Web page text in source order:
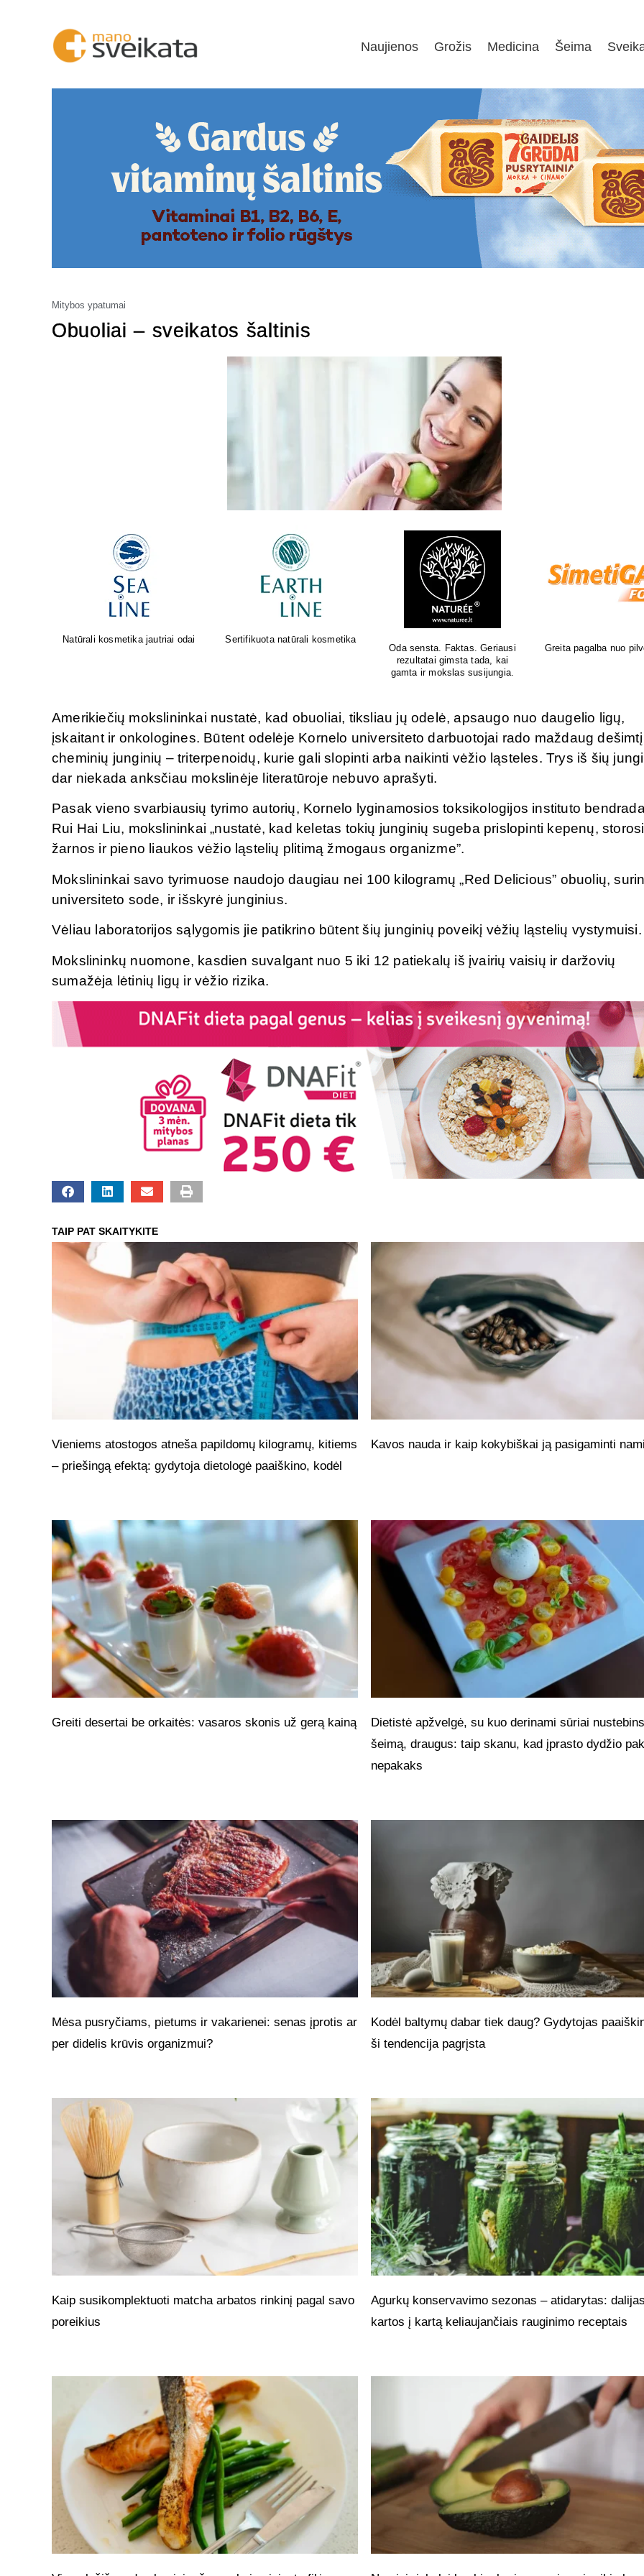
Naujienos Grožis Medicina Šeima
Mitybos ypatumai
Obuoliai – sveikatos šaltinis
Oda sensta. Faktas. Geriausi
Amerikiečių mokslininkai nustatė, kad obuoliai, tiksliau jų odelė, apsaugo nuo daugelio ligų,
įskaitant ir onkologines. Būtent odelėje Kornelo universiteto darbuotojai rado maždaug dešimtį
cheminių junginių – triterpenoidų, kurie gali slopinti arba naikinti vėžio ląsteles. Trys iš šių
dar niekada anksčiau mokslinėje literatūroje nebuvo aprašyti.
Pasak vieno svarbiausių tyrimo autorių, Kornelo lyginamosios toksikologijos instituto
Rui Hai Liu, mokslininkai „nustatė, kad keletas tokių junginių sugeba prislopinti kepenų,
žarnos ir pieno liaukos vėžio ląstelių plitimą žmogaus organizme”.
Mokslininkai savo tyrimuose naudojo daugiau nei 100 kilogramų „Red Delicious” obuolių,
universiteto sode, ir išskyrė junginius.
Vėliau laboratorijos sąlygomis jie patikrino būtent šių junginių poveikį vėžių ląstelių vystymuisi.
Mokslininkų nuomone, kasdien suvalgant nuo 5 iki 12 patiekalų iš įvairių vaisių ir daržovių
sumažėja lėtinių ligų ir vėžio rizika.
TAIP PAT SKAITYKITE
Vieniems atostogos atneša papildomų kilogramų, kitiems
– priešingą efektą: gydytoja dietologė paaiškino, kodėl
Kavos nauda ir kaip kokybiškai ją pasigaminti
Greiti desertai be orkaitės: vasaros skonis už gerą kainą
Dietistė apžvelgė, su kuo derinami sūriai nustebins
šeimą, draugus: taip skanu, kad įprasto dydžio
nepakaks
Mėsa pusryčiams, pietums ir vakarienei: senas įprotis ar
per didelis krūvis organizmui?
Kodėl baltymų dabar tiek daug? Gydytojas
ši tendencija pagrįsta
Kaip susikomplektuoti matcha arbatos rinkinį pagal savo
poreikius
Agurkų konservavimo sezonas – atidarytas:
kartos į kartą keliaujančiais rauginimo receptais